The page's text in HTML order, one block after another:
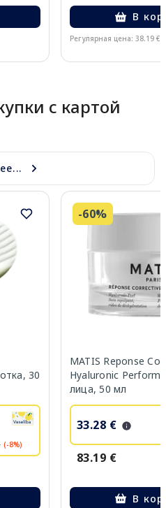
В
Регулярная цена: 38.19 €
с картой
30
(-8%)
-60%
MATIS Reponse
Hyaluronic
лица, 50 мл
33.28 €
83.19 €
В